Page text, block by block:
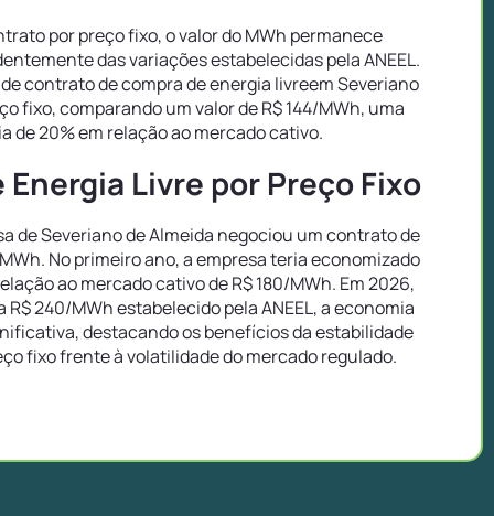
por preço fixo, o valor do MWh permanece
das variações estabelecidas pela ANEEL.
contrato de compra de energia livreem Severiano
fixo, comparando um valor de R$ 144/MWh, uma
de 20% em relação ao mercado cativo.
Energia Livre por Preço Fixo
de Severiano de Almeida negociou um contrato de
No primeiro ano, a empresa teria economizado
ao mercado cativo de R$ 180/MWh. Em 2026,
240/MWh estabelecido pela ANEEL, a economia
destacando os benefícios da estabilidade
fixo frente à volatilidade do mercado regulado.